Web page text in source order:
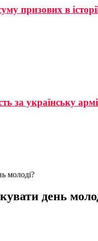
призових в
за українську
молоді?
день